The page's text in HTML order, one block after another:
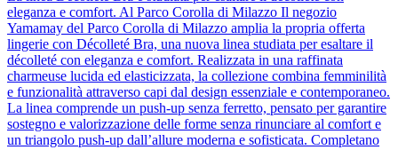
eleganza e comfort. Al Parco Corolla di Milazzo Il negozio
Yamamay del Parco Corolla di Milazzo amplia la propria offerta
lingerie con Décolleté Bra, una nuova linea studiata per esaltare il
décolleté con eleganza e comfort. Realizzata in una raffinata
charmeuse lucida ed elasticizzata, la collezione combina femminilità
e funzionalità attraverso capi dal design essenziale e contemporaneo.
La linea comprende un push-up senza ferretto, pensato per garantire
sostegno e valorizzazione delle forme senza rinunciare al comfort e
un triangolo push-up dall’allure moderna e sofisticata. Completano